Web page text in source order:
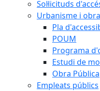
Sol·licituds
Urbanisme i
Pla
POUM
Programa
Estudi de
Obra Pública
Empleats públics